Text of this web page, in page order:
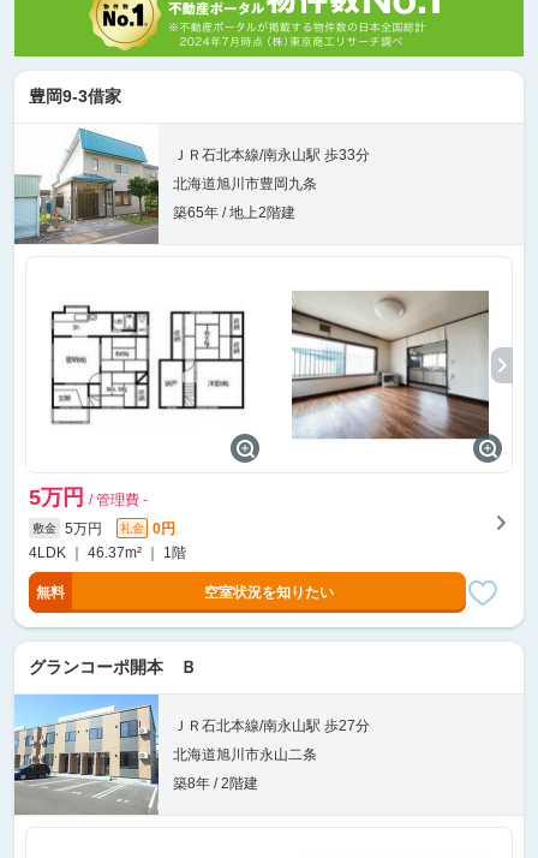
豊岡9-3借家
ＪＲ石北本線/南永山駅 歩33分
北海道旭川市豊岡九条
築65年 / 地上2階建
5万円 / 管理費 -
敷金 5万円 礼金
0円
4LDK ｜ 46.37m² ｜ 1階
無料 空室状況を知りたい
グランコーポ開本 Ｂ
ＪＲ石北本線/南永山駅 歩27分
北海道旭川市永山二条
築8年 / 2階建